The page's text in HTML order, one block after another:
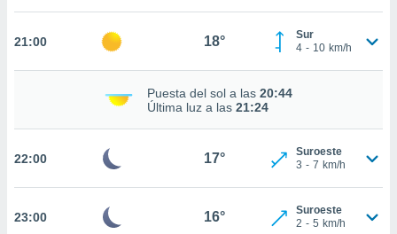
ni para
web a
21:00 18°
Sur
4 - 10 km/h
Puesta del sol a las 20:44
Última luz a las 21:24
22:00 17°
Suroeste
3 - 7 km/h
23:00 16°
Suroeste
2 - 5 km/h